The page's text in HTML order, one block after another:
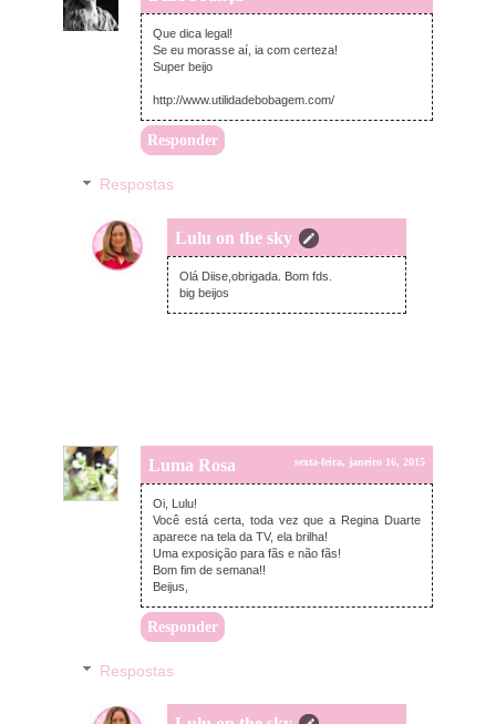
Que dica legal!
Se eu morasse aí, ia com certeza!
Super beijo
http://www.utilidadebobagem.com/
Responder
Respostas
Lulu on the sky
domingo, janeiro 18, 2015
Olá Diise,obrigada. Bom fds.
big beijos
Luma Rosa sexta-feira, janeiro 16, 2015
Oi, Lulu!
Você está certa, toda vez que a Regina Duarte
aparece na tela da TV, ela brilha!
Uma exposição para fãs e não fãs!
Bom fim de semana!!
Beijus,
Responder
Respostas